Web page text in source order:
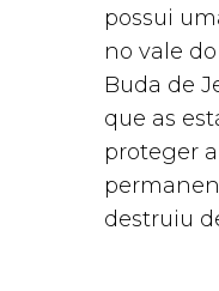
possui
no vale do
Buda de
que as
proteger
destruiu